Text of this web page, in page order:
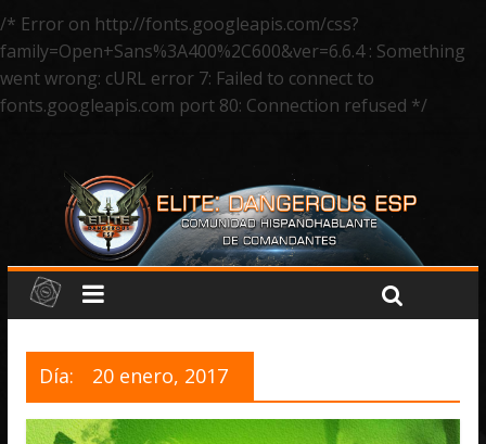
/* Error on http://fonts.googleapis.com/css?
family=Open+Sans%3A400%2C600&ver=6.6.4 : Something
went wrong: cURL error 7: Failed to connect to
fonts.googleapis.com port 80: Connection refused */
Día: 20 enero, 2017